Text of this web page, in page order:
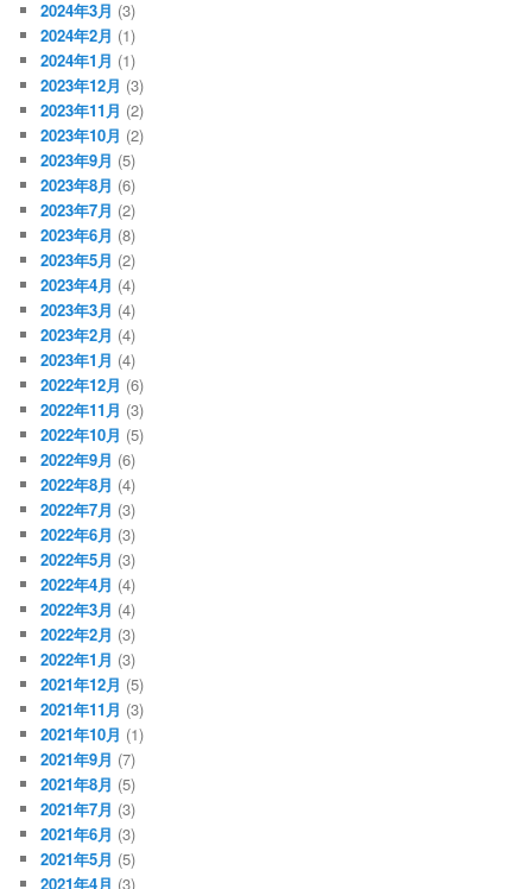
2024年3月 (3)
2024年2月 (1)
2024年1月 (1)
2023年12月 (3)
2023年11月 (2)
2023年10月 (2)
2023年9月 (5)
2023年8月 (6)
2023年7月 (2)
2023年6月 (8)
2023年5月 (2)
2023年4月 (4)
2023年3月 (4)
2023年2月 (4)
2023年1月 (4)
2022年12月 (6)
2022年11月 (3)
2022年10月 (5)
2022年9月 (6)
2022年8月 (4)
2022年7月 (3)
2022年6月 (3)
2022年5月 (3)
2022年4月 (4)
2022年3月 (4)
2022年2月 (3)
2022年1月 (3)
2021年12月 (5)
2021年11月 (3)
2021年10月 (1)
2021年9月 (7)
2021年8月 (5)
2021年7月 (3)
2021年6月 (3)
2021年5月 (5)
2021年4月 (3)